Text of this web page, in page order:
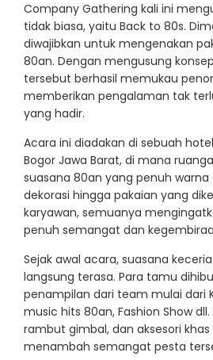
Company Gathering kali ini
tidak biasa, yaitu Back to 80s.
diwajibkan untuk mengenakan
80an. Dengan mengusung
tersebut berhasil memukau
memberikan pengalaman tak
yang hadir.
Acara ini diadakan di sebuah
Bogor Jawa Barat, di mana
suasana 80an yang penuh warna
dekorasi hingga pakaian yang
karyawan, semuanya
penuh semangat dan
Sejak awal acara, suasana
langsung terasa. Para tamu
penampilan dari team mulai dari
music hits 80an, Fashion Show
rambut gimbal, dan aksesori
menambah semangat pesta